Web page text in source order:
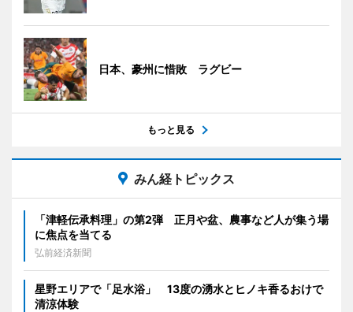
日本、豪州に惜敗 ラグビー
もっと見る
みん経トピックス
「津軽伝承料理」の第2弾 正月や盆、農事など人が集う場
に焦点を当てる
弘前経済新聞
星野エリアで「足水浴」 13度の湧水とヒノキ香るおけで
清涼体験